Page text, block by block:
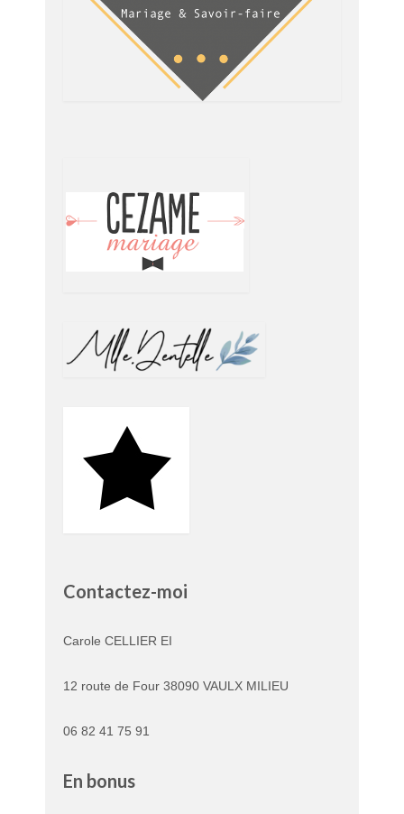
Contactez-moi
Carole CELLIER EI
12 route de Four 38090 VAULX MILIEU
06 82 41 75 91
En bonus